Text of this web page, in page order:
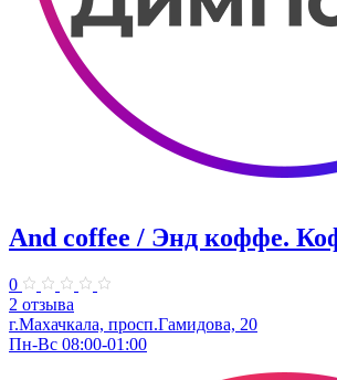
And coffee / Энд коффе.
0
2 отзыва
г.Махачкала, просп.​Гамидова, 20
Пн-Вс 08:00-01:00